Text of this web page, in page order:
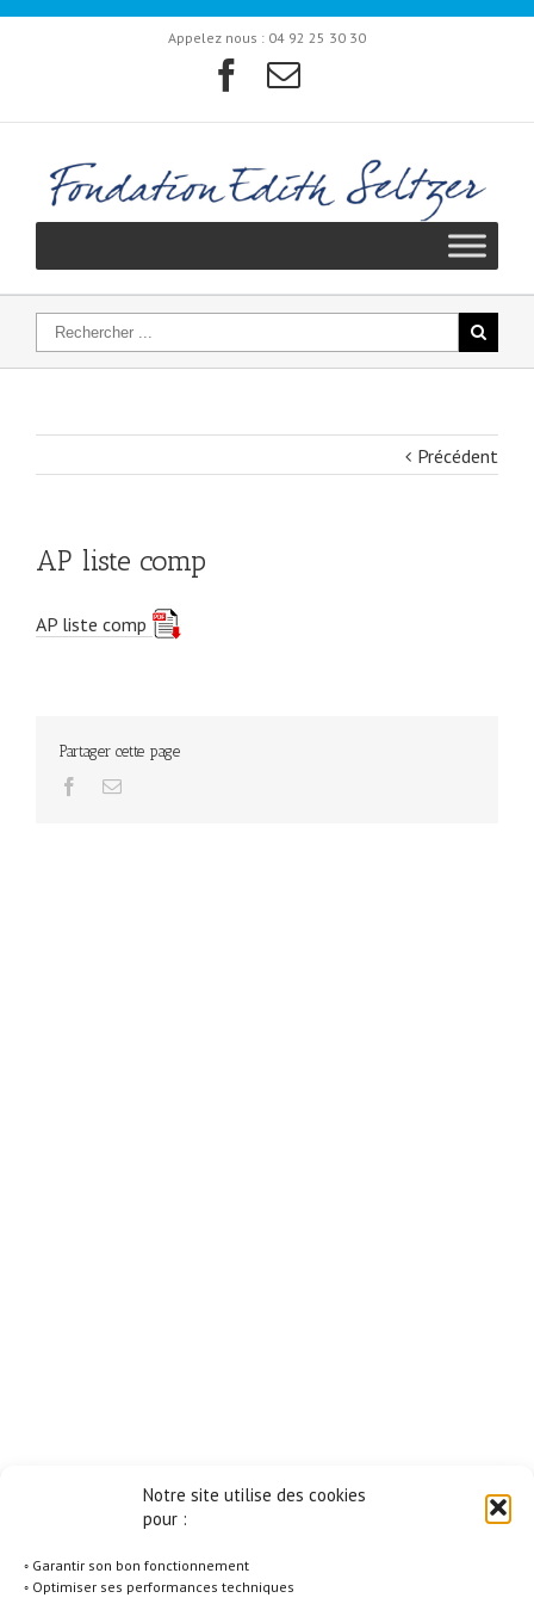
Notre site utilise des cookies
pour :
◦ Garantir son bon fonctionnement
◦ Optimiser ses performances techniques
Appelez nous : 04 92 25 30 30
Précédent
AP liste comp
AP liste comp
Partager cette page